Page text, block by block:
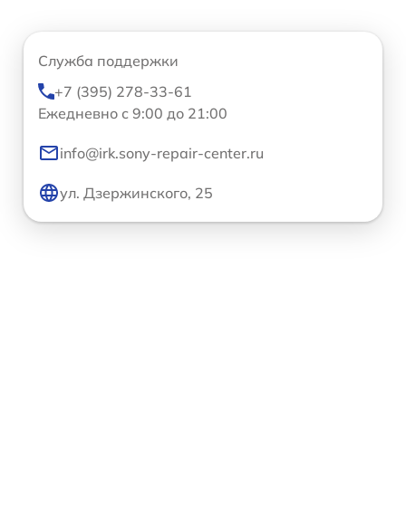
Служба поддержки
+7 (395) 278-33-61
Ежедневно с 9:00 до 21:00
info@irk.sony-repair-center.ru
ул. Дзержинского, 25